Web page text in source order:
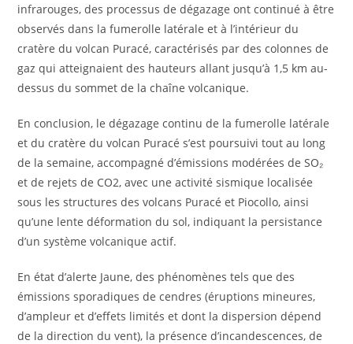
infrarouges, des processus de dégazage ont continué à être
observés dans la fumerolle latérale et à l’intérieur du
cratère du volcan Puracé, caractérisés par des colonnes de
gaz qui atteignaient des hauteurs allant jusqu’à 1,5 km au-
dessus du sommet de la chaîne volcanique.
En conclusion, le dégazage continu de la fumerolle latérale
et du cratère du volcan Puracé s’est poursuivi tout au long
de la semaine, accompagné d’émissions modérées de SO₂
et de rejets de CO2, avec une activité sismique localisée
sous les structures des volcans Puracé et Piocollo, ainsi
qu’une lente déformation du sol, indiquant la persistance
d’un système volcanique actif.
En état d’alerte Jaune, des phénomènes tels que des
émissions sporadiques de cendres (éruptions mineures,
d’ampleur et d’effets limités et dont la dispersion dépend
de la direction du vent), la présence d’incandescences, de